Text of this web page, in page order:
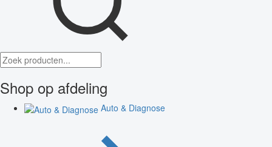
Shop op afdeling
Auto & Diagnose